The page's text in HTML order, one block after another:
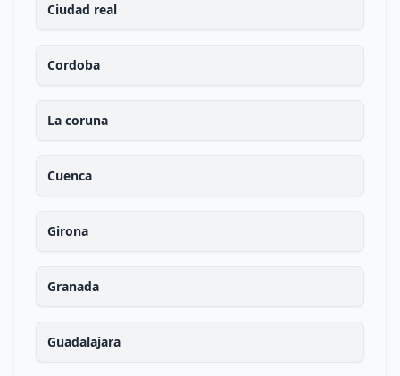
Ciudad real
Cordoba
La coruna
Cuenca
Girona
Granada
Guadalajara